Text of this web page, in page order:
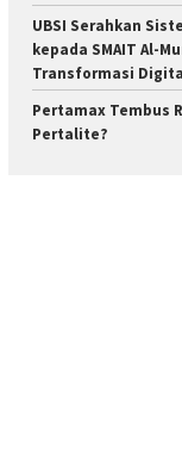
UBSI Serahkan
kepada SMAIT Al-
Transformasi
Pertamax Tembus
Pertalite?